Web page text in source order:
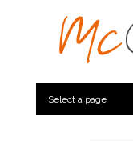
Select a page